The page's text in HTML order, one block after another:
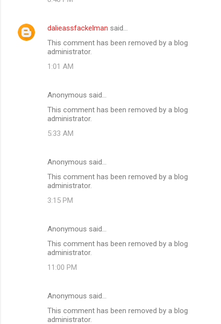
dalieassfackelman said…
This comment has been removed by a blog
administrator.
1:01 AM
Anonymous said…
This comment has been removed by a blog
administrator.
5:33 AM
Anonymous said…
This comment has been removed by a blog
administrator.
3:15 PM
Anonymous said…
This comment has been removed by a blog
administrator.
11:00 PM
Anonymous said…
This comment has been removed by a blog
administrator.